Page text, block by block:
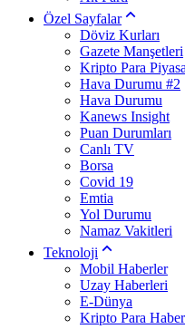
Özel Sayfalar
Döviz Kurları
Gazete Manşetleri
Kripto Para
Hava Durumu #2
Hava Durumu
Kanews Insight
Puan Durumları
Canlı TV
Borsa
Covid 19
Emtia
Yol Durumu
Namaz Vakitleri
Teknoloji
Mobil Haberler
Uzay Haberleri
E-Dünya
Kripto Para